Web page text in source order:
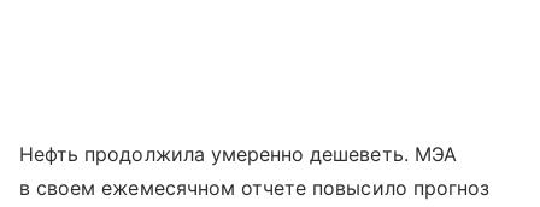
Нефть продолжила умеренно дешеветь. МЭА
в своем ежемесячном отчете повысило прогноз